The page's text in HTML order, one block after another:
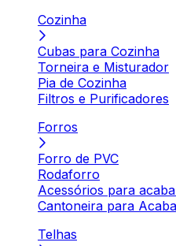
Cozinha
Cubas para Cozinha
Torneira e Misturador
Pia de Cozinha
Filtros e Purificadores
Forros
Forro de PVC
Rodaforro
Acessórios para
Cantoneira para
Telhas